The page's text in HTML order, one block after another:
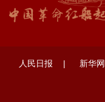
人民日报 | 新华网